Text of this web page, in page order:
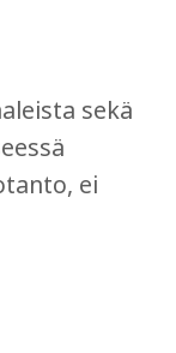
sekä
ei